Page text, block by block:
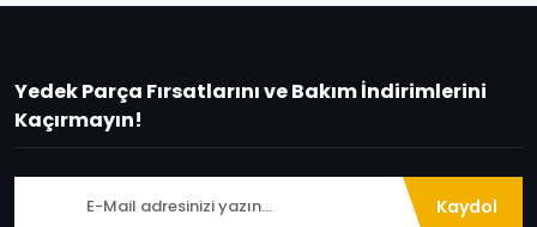
Yedek Parça Fırsatlarını ve Bakım İndirimlerini
Kaçırmayın!
Kaydol